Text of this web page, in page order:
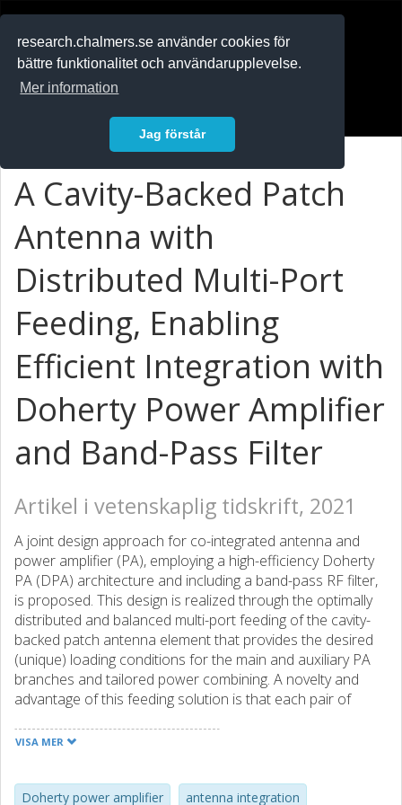
research.chalmers.se använder cookies för
bättre funktionalitet och användarupplevelse.
Mer information
Jag förstår
A Cavity-Backed Patch
Antenna with
Distributed Multi-Port
Feeding, Enabling
Efficient Integration with
Doherty Power Amplifier
and Band-Pass Filter
Artikel i vetenskaplig tidskrift, 2021
A joint design approach for co-integrated antenna and
power amplifier (PA), employing a high-efficiency Doherty
PA (DPA) architecture and including a band-pass RF filter,
is proposed. This design is realized through the optimally
distributed and balanced multi-port feeding of the cavity-
backed patch antenna element that provides the desired
(unique) loading conditions for the main and auxiliary PA
branches and tailored power combining. A novelty and
advantage of this feeding solution is that each pair of
radiating element; as a result, the radiation pattern
transmitter is carried out to enhance the overall
VISA MER
Doherty power amplifier antenna integration